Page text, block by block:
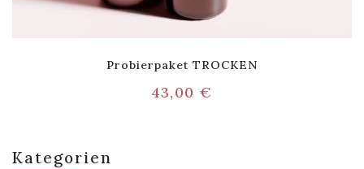
Kategorien
Probierpaket TROCKEN
43,00 €